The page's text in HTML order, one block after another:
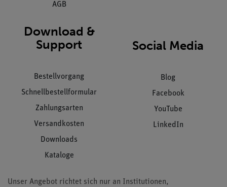
AGB
Download &
Support
Bestellvorgang
Schnellbestellformular
Zahlungsarten
Versandkosten
Downloads
Kataloge
Social Media
Blog
Facebook
YouTube
LinkedIn
Unser Angebot richtet sich nur an Institutionen,